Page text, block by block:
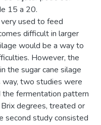
(pH, ammoniacal N, rates of digestion and passage) and the balance of nitrogenous compounds. There were used five steers, European-Zebu crossbred, ruminally and abomasally cannulated with average BW of 180 ± 31.81 kg, distributed in a 5x5 Latin Square, with the five treatments (arranged in a 2x2 factorial+1) consisting of diets containing sugar cane silage with two levels of calcium oxide (0 or 0.5% on the basis of natural materia) and two Brix degrees (15 and 20o) and corn silage, with the concentrate being offered on the basis of 1% of the BW. There were done five experimental periods of 14 days each, with seven days for diets adaptation and seven days for data collections. The animals submitted to the diet containing corn silage (CS) had higher (P<0.05) intake of dry matter and nutrients in comparison to those animals that received the diets containing sugar cane silages. There were no differences (P>0.05) for the intakes between the diets containing sugar cane silage, except for the NDFcp intake (% BW), in which case the animals submitted to a diet containing treated sugar cane silage with low Brix (SCTBB) showed a lower intake (P<0.05) compared to those whose diet contained sugar cane silage with low Brix (SCBB). Apart from the total apparent digestibility of NFC, there was greater total apparent digestibility (P<0.05) for the DM and other nutrients for cattle fed with diet containing CS as compared with those receiving diets containing sugar cane silage. There was no difference in the total apparent digestibility (P>0.05) of the DM and nutrients between the diets containing sugar cane silage, except for the NDFcp digestibility that was lower for the diets containing SCAB in comparison to the diets containing SCBB. There was no difference (P>0.05) for the ruminal and intestinal digestibilities of the nutrients between the diets containing sugar cane silage. The diet containing CS had higher (P<0.05) ruminal digestibility of the DM and intestinal for the EE. It was possible to be observed that the ingestion rates (ki) and digestion (kd) (P<0.05) were higher for the DM and NDFcp for the diet containing CS in comparison to the diets containing sugar cane silages. The ingestion rates of iNDFcp did not differ (P>0.05) between the diet containing CS and those containing sugar cane silages. There was no difference (P>0.05) for the rates (ki, kp and kd) of DM and NDFcp between the diets containing SC. The ki rates of the iNDFcp were lowers (P<0.05) for the diet containing SCTAB when compared to the diet containing SCAB. There was no difference (P>0.05) among the treatments for urea nitrogen concentrations in serum, except for the diet containing CS which showed the lowest value in comparison to the diets containing SC. There was no difference (P>0.05) for the microbial nitrogen compounds synthesis and rumen microbial crude protein synthesis in the diets studied. The animals that received CS presented lower (P<0.05) microbial synthesis efficiency than those with the diets containing SC. It is possible to be concluded that the treatment of the sugar cane with 0.5% calcium oxide at the natural material base was effective to reduce the unwanted fermentation resulting in a greater conservation o